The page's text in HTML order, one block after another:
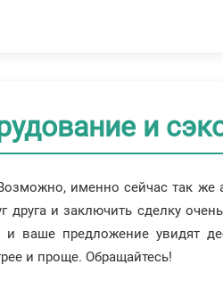
и
именно сейчас так же
и заключить сделку
ваше предложение увидят
и проще. Обращайтесь!